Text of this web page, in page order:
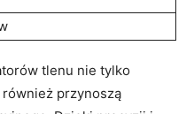
tlenu nie tylko
przynoszą